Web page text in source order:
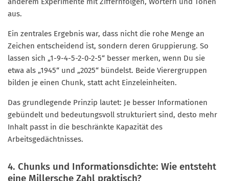
aus.
Ein zentrales Ergebnis war, dass nicht die rohe Menge an
Zeichen entscheidend ist, sondern deren Gruppierung. So
lassen sich „1-9-4-5-2-0-2-5“ besser merken, wenn Du sie
etwa als „1945“ und „2025“ bündelst. Beide Vierergruppen
bilden je einen Chunk, statt acht Einzeleinheiten.
Das grundlegende Prinzip lautet: Je besser Informationen
gebündelt und bedeutungsvoll strukturiert sind, desto mehr
Inhalt passt in die beschränkte Kapazität des
Arbeitsgedächtnisses.
4. Chunks und Informationsdichte: Wie entsteht
eine Millersche Zahl praktisch?